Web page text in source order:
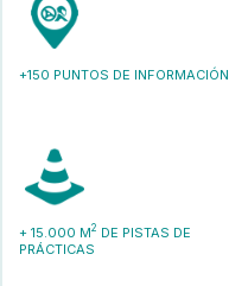
+150 PUNTOS DE INFORMACIÓN
+ 15.000 M2 DE PISTAS DE
PRÁCTICAS